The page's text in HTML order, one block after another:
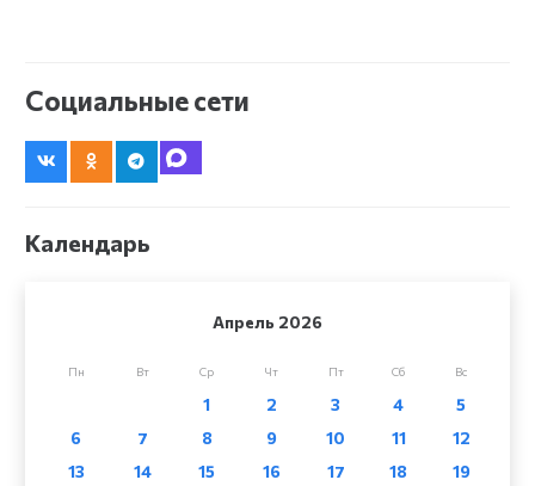
Социальные сети
Календарь
Апрель 2026
Пн Вт Ср Чт Пт Сб Вс
1 2 3 4
5
6
7 8 9 10 11
12
13
14 15 16 17 18
19